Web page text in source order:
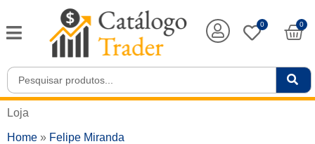
0 0
Loja
Home » Felipe Miranda